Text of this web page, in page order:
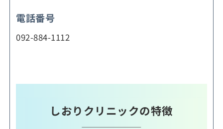
電話番号
092-884-1112
しおりクリニックの特徴